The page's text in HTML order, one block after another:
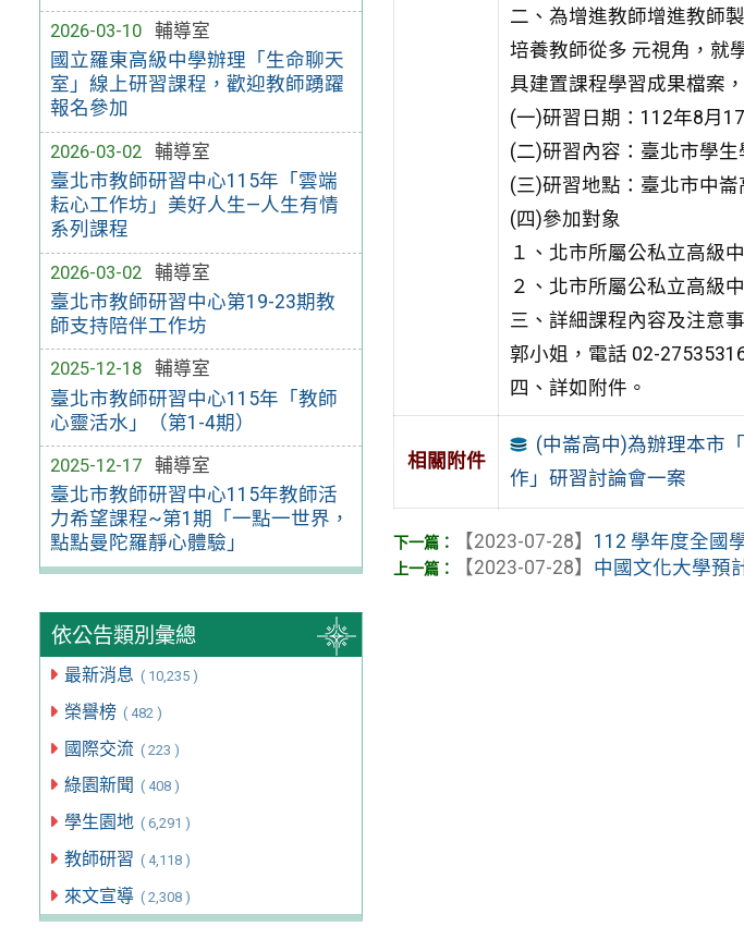
2026-03-10
輔導室
國立羅東高級中學辦理「生命聊天
室」線上研習課程，歡迎教師踴躍
報名參加
2026-03-02
輔導室
臺北市教師研習中心115年「雲端
耘心工作坊」美好人生—人生有情
系列課程
2026-03-02
輔導室
臺北市教師研習中心第19-23期教
師支持陪伴工作坊
2025-12-18
輔導室
臺北市教師研習中心115年「教師
心靈活水」（第1-4期）
2025-12-17
輔導室
臺北市教師研習中心115年教師活
力希望課程~第1期「一點一世界，
點點曼陀羅靜心體驗」
依公告類別彙總
最新消息 ( 10,235 )
榮譽榜 ( 482 )
國際交流 ( 223 )
綠園新聞 ( 408 )
學生園地 ( 6,291 )
教師研習 ( 4,118 )
來文宣導 ( 2,308 )
二、為增進教師增進教師
培養教師從多 元視角，就
具建置課程學習成果檔案
(一)研習日期：112年8月
(二)研習內容：臺北市學
(三)研習地點：臺北市中
(四)參加對象
１、北市所屬公私立高級
２、北市所屬公私立高級
三、詳細課程內容及注意
郭小姐，電話 02-
四、詳如附件。
相關附件
(中崙高中)為辦理本市
作」研習討論會一案
【2023-07-28】 112 學年度全國
【2023-07-28】 中國文化大學預